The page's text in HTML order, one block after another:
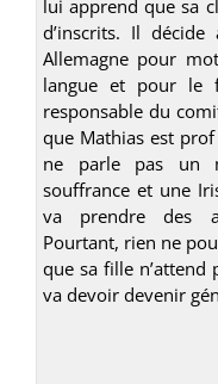
lui apprend que sa
d’inscrits. Il décide
Allemagne pour
langue et pour le
responsable du
que Mathias est prof
ne parle pas un
souffrance et une
va prendre des
Pourtant, rien ne
que sa fille
va devoir devenir